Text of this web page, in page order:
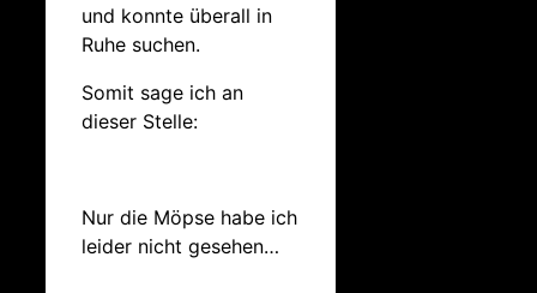
und konnte überall in
Ruhe suchen.
Somit sage ich an
dieser Stelle:
Nur die Möpse habe ich
leider nicht gesehen…